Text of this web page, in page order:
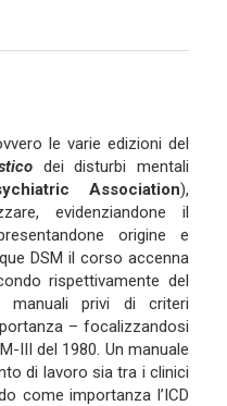
le varie edizioni del
dei disturbi mentali
Association),
evidenziandone il
origine e
DSM il corso accenna
rispettivamente del
privi di criteri
– focalizzandosi
III del 1980. Un manuale
di lavoro sia tra i clinici
come importanza l’ICD